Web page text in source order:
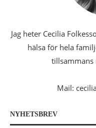
Jag heter Cecilia
hälsa för hela
tillsammans
Mail:
NYHETSBREV